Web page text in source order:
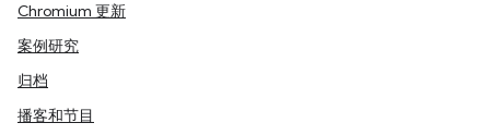
Chromium 更新
案例研究
归档
播客和节目